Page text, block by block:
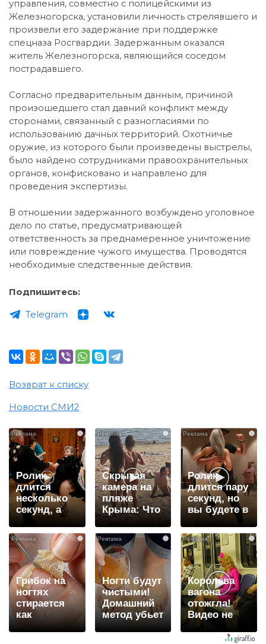
управления, совместно с полицейскими из
Железногорска, установили личность стрелявшего и
произвели его задержание при поддержке
спецназа Росгвардии. Задержанным оказался
житель Железногорска, являющийся соседом
пострадавшего.
Согласно предварительным данным, причиной
произошедшего стал давний конфликт между
сторонами, связанный с разногласиями по
использованию дачных территорий. Охотничье
оружие, из которого были произведены выстрелы,
было найдено сотрудниками правоохранительных
органов, конфисковано и направлено для
проведения экспертизы.
В отношении задержанного возбуждено уголовное
дело по статье, предусматривающей
ответственность за преднамеренное уничтожение
или повреждение чужого имущества. Проводятся
необходимые следственные действия.
Подпишитесь:
Telegram
Возврат к списку
Новости СМИ2
i
Ролик
длится
несколько
секунд, а
смеяться
вы будете
долго
i
Скрытая
камера на
пляже
Крыма: Что
люди
вытворяют,
когда их не
видят...
i
Ролик
длится пару
секунд, но
вы будете в
шоке от
увиденного
i
Грибок на
ногтях
стирается
как
ластиком!
i
Ногти будут
чистыми!
Домашний
метод убьет
грибок,
i
Королева
вагона
отожгла!
Видео не
оставит
равнодушным